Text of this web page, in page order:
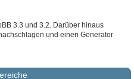
3.3 und 3.2. Darüber hinaus
und einen Generator